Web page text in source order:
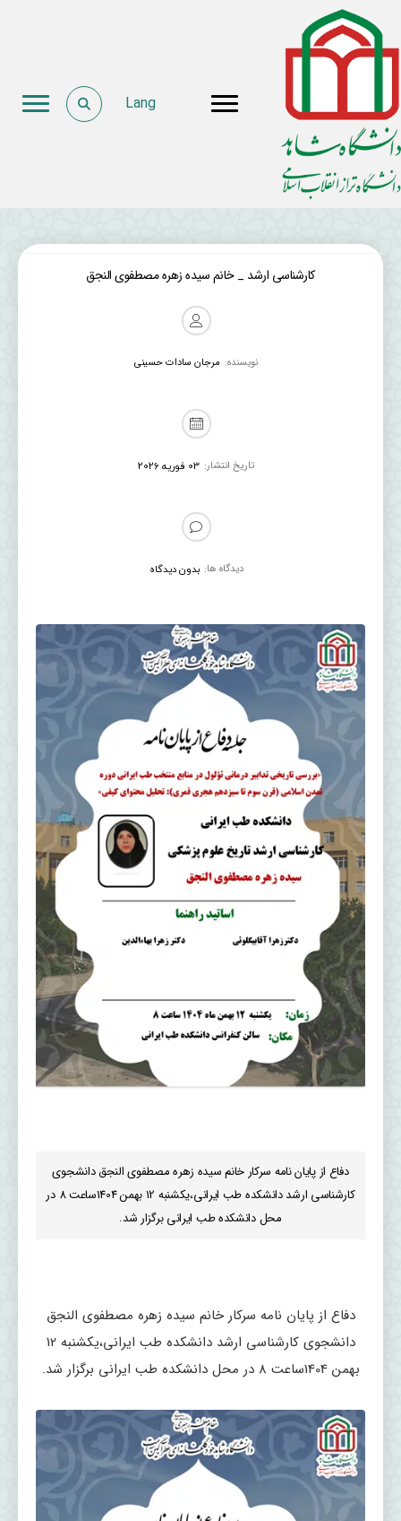
Lang
کارشناسی ارشد _ خانم سیده زهره مصطفوی النجق
نویسنده: مرجان سادات حسینی
تاریخ انتشار: 03 فوریه 2026
دیدگاه ها: بدون دیدگاه
دفاع از پایان نامه سرکار خانم سیده زهره مصطفوی النجق دانشجوی
کارشناسی ارشد دانشکده طب ایرانی،یکشنبه 12 بهمن 1404ساعت 8 در
محل دانشکده طب ایرانی برگزار شد.
دفاع از پایان نامه سرکار خانم سیده زهره مصطفوی النجق
دانشجوی کارشناسی ارشد دانشکده طب ایرانی،یکشنبه 12
بهمن 1404ساعت 8 در محل دانشکده طب ایرانی برگزار شد.